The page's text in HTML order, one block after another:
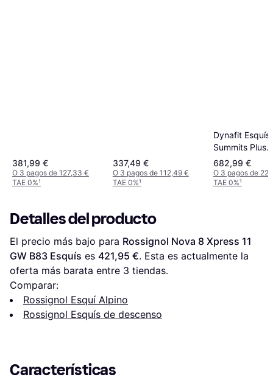
381,99 €
O 3 pagos de 127,33 €
TAE 0%¹
337,49 €
O 3 pagos de 112,49 €
TAE 0%¹
Dynafit Esquís
Summits Plus
fijaciones
Long Travel
foca Pomoca
682,99 €
O 3 pagos de
TAE 0%¹
Detalles del producto
El precio más bajo para Rossignol Nova 8 Xpress 11
GW B83 Esquís es 421,95 €. Esta es actualmente la
oferta más barata entre 3 tiendas.
Comparar:
Rossignol Esquí Alpino
Rossignol Esquís de descenso
Características